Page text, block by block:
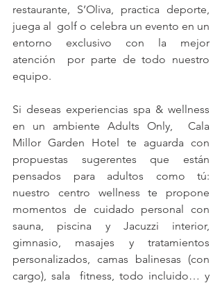
restaurante, S’Oliva, practica deporte,
juega al  golf o celebra un evento en un
entorno exclusivo con la mejor
atención  por parte de todo nuestro
equipo.
Si deseas experiencias spa & wellness
en un ambiente Adults Only,  Cala
Millor Garden Hotel te aguarda con
propuestas sugerentes que están
pensados para adultos como tú:
nuestro centro wellness te propone
momentos de cuidado personal con
sauna, piscina y Jacuzzi interior,
gimnasio, masajes y tratamientos
personalizados, camas balinesas (con
cargo), sala  fitness, todo incluido… y